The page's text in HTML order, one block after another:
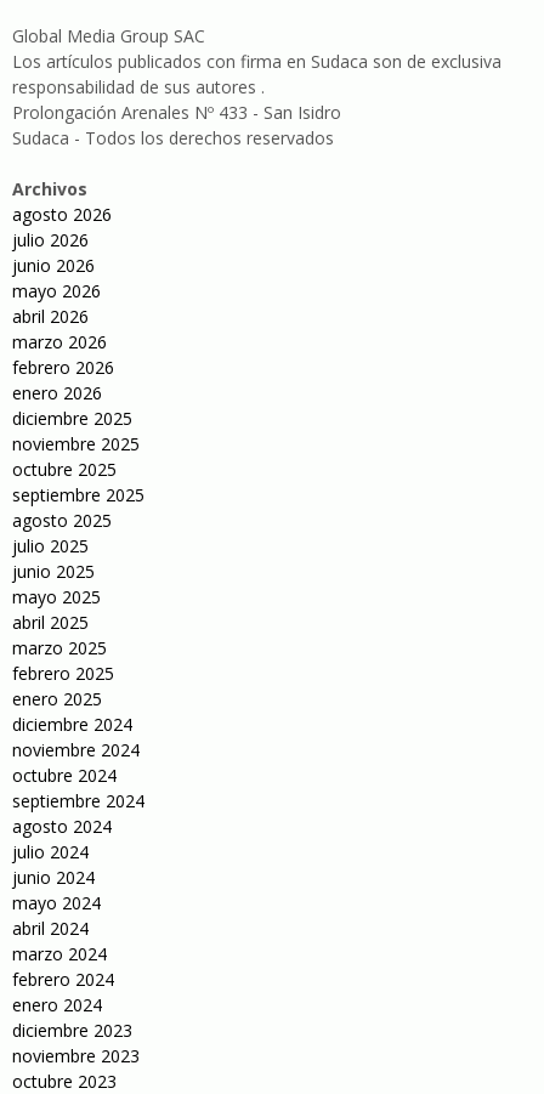
Global Media Group SAC
Los artículos publicados con firma en Sudaca son de exclusiva
responsabilidad de sus autores .
Prolongación Arenales Nº 433 - San Isidro
Sudaca - Todos los derechos reservados
Archivos
agosto 2026
julio 2026
junio 2026
mayo 2026
abril 2026
marzo 2026
febrero 2026
enero 2026
diciembre 2025
noviembre 2025
octubre 2025
septiembre 2025
agosto 2025
julio 2025
junio 2025
mayo 2025
abril 2025
marzo 2025
febrero 2025
enero 2025
diciembre 2024
noviembre 2024
octubre 2024
septiembre 2024
agosto 2024
julio 2024
junio 2024
mayo 2024
abril 2024
marzo 2024
febrero 2024
enero 2024
diciembre 2023
noviembre 2023
octubre 2023